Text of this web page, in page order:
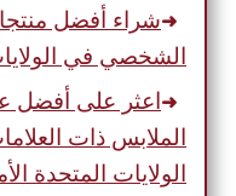
شراء أفضل
الشخصي في
اعثر على أفضل
الملابس ذات
الولايات المتحدة